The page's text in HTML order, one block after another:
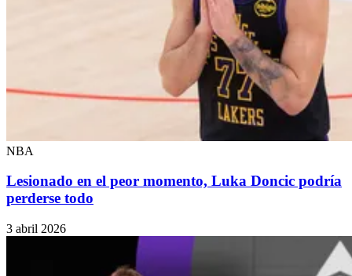
NBA
Lesionado en el peor momento, Luka Doncic podría
perderse todo
3 abril 2026